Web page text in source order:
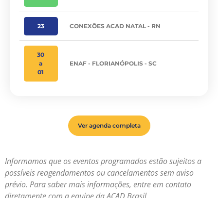
23 CONEXÕES ACAD NATAL - RN
30
a
01
ENAF - FLORIANÓPOLIS - SC
Ver agenda completa
Informamos que os eventos programados estão sujeitos a
possíveis reagendamentos ou cancelamentos sem aviso
prévio. Para saber mais informações, entre em contato